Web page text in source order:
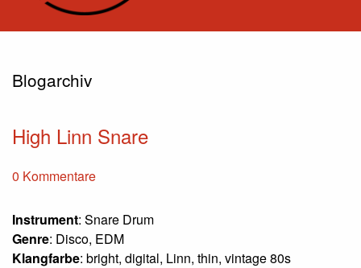
Blogarchiv
High Linn Snare
0 Kommentare
Instrument: Snare Drum
Genre: Disco, EDM
Klangfarbe: bright, digital, Linn, thin, vintage 80s